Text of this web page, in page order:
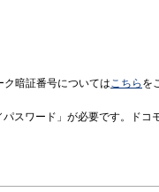
ク暗証番号についてはこちら を
スワード」が必要です。ドコ